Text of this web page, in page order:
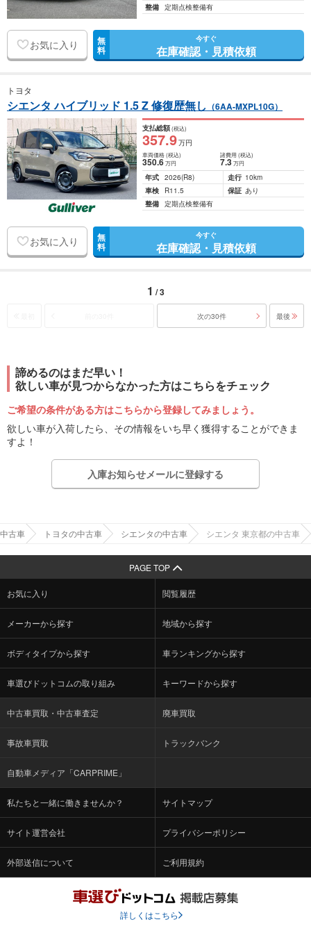
整備 定期点検整備有
お気に入り 無
料
今すぐ
在庫確認・見積依頼
トヨタ
シエンタ ハイブリッド 1.5 Z 修復歴無し （6AA-MXPL10G）
支払総額(税込)
357.9万円
車両価格(税込)
350.6万円
諸費用 (税込)
7.3 万円
年式 2026(R8) 走行 10km
車検
R11.5 保証 あり
整備 定期点検整備有
お気に入り 無
料
今すぐ
在庫確認・見積依頼
1 / 3
次の30件 最後
諦めるのはまだ早い！
欲しい車が見つからなかった方はこちらをチェック
ご希望の条件がある方はこちらから登録してみましょう。
欲しい車が入荷したら、その情報をいち早く獲得することができま
すよ！
入庫お知らせメールに登録する
中古車 トヨタの中古車 シエンタの中古車 シエンタ 東京都の中古車
PAGE TOP
お気に入り 閲覧履歴
メーカーから探す 地域から探す
ボディタイプから探す 車ランキングから探す
車選びドットコムの取り組み キーワードから探す
中古車買取・中古車査定 廃車買取
事故車買取 トラックバンク
自動車メディア「CARPRIME」
私たちと一緒に働きませんか？ サイトマップ
サイト運営会社 プライバシーポリシー
外部送信について ご利用規約
詳しくはこちら